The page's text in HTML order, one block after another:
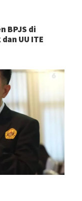
BPJS di
UU ITE